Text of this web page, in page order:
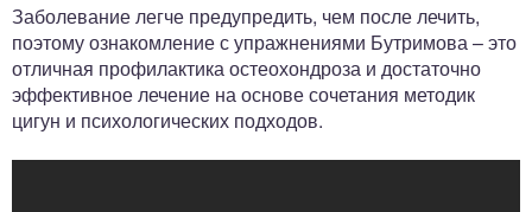
Заболевание легче предупредить, чем после лечить,
поэтому ознакомление с упражнениями Бутримова – это
отличная профилактика остеохондроза и достаточно
эффективное лечение на основе сочетания методик
цигун и психологических подходов.